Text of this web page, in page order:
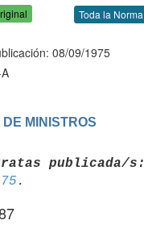
Toda la Norma
08/09/1975
MINISTROS
publicada/s: